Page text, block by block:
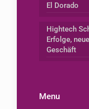
El Dorado
Hightech
Erfolge,
Geschäft
Menu